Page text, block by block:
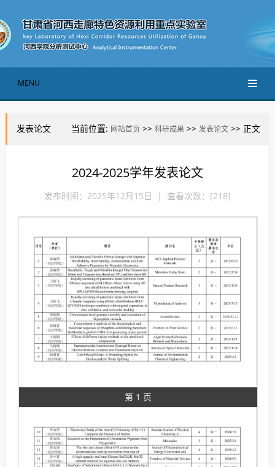
MENU
发表论文 当前位置: 网站首页 >>科研成果 >>发表论文 >> 正文
2024-2025学年发表论文
发布时间：2025年12月15日 | 查看次数：[218]
第 1 页